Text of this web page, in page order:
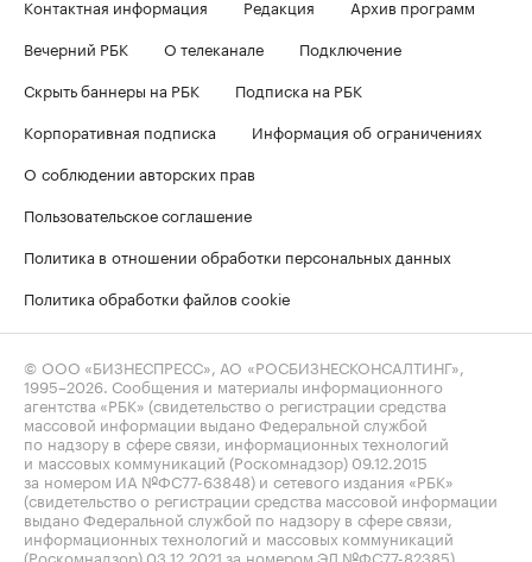
Контактная информация Редакция
Архив программ
Вечерний РБК
О телеканале
Подключение
Скрыть баннеры на РБК
Подписка на РБК
Корпоративная подписка
Информация об ограничениях
О соблюдении авторских прав
Пользовательское соглашение
Политика в отношении обработки персональных данных
Политика обработки файлов cookie
© ООО «БИЗНЕСПРЕСС», АО «РОСБИЗНЕСКОНСАЛТИНГ»,
1995–2026 . Сообщения и материалы информационного
агентства «РБК» (свидетельство о регистрации средства
массовой информации выдано Федеральной службой
по надзору в сфере связи, информационных технологий
и массовых коммуникаций (Роскомнадзор) 09.12.2015
за номером ИА №ФС77-63848) и сетевого издания «РБК»
(свидетельство о регистрации средства массовой информации
выдано Федеральной службой по надзору в сфере связи,
информационных технологий и массовых коммуникаций
(Роскомнадзор) 03.12.2021 за номером ЭЛ №ФС77-82385)